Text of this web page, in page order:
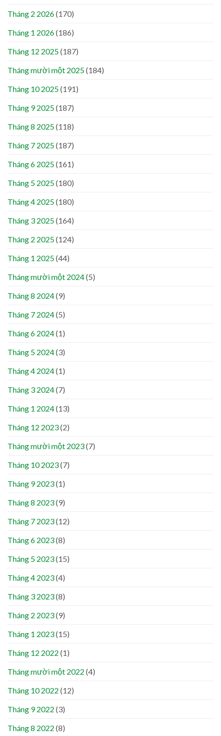
Tháng 2 2026(170)
Tháng 1 2026(186)
Tháng 12 2025(187)
Tháng mười một 2025(184)
Tháng 10 2025(191)
Tháng 9 2025(187)
Tháng 8 2025(118)
Tháng 7 2025(187)
Tháng 6 2025(161)
Tháng 5 2025(180)
Tháng 4 2025(180)
Tháng 3 2025(164)
Tháng 2 2025(124)
Tháng 1 2025(44)
Tháng mười một 2024(5)
Tháng 8 2024(9)
Tháng 7 2024(5)
Tháng 6 2024(1)
Tháng 5 2024(3)
Tháng 4 2024(1)
Tháng 3 2024(7)
Tháng 1 2024(13)
Tháng 12 2023(2)
Tháng mười một 2023(7)
Tháng 10 2023(7)
Tháng 9 2023(1)
Tháng 8 2023(9)
Tháng 7 2023(12)
Tháng 6 2023(8)
Tháng 5 2023(15)
Tháng 4 2023(4)
Tháng 3 2023(8)
Tháng 2 2023(9)
Tháng 1 2023(15)
Tháng 12 2022 (1)
Tháng mười một 2022 (4)
Tháng 10 2022 (12)
Tháng 9 2022 (3)
Tháng 8 2022 (8)